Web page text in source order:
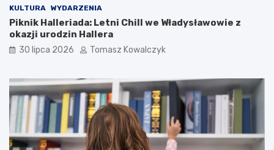
KULTURA WYDARZENIA
Piknik Halleriada: Letni Chill we Władysławowie z
okazji urodzin Hallera
30 lipca 2026 Tomasz Kowalczyk